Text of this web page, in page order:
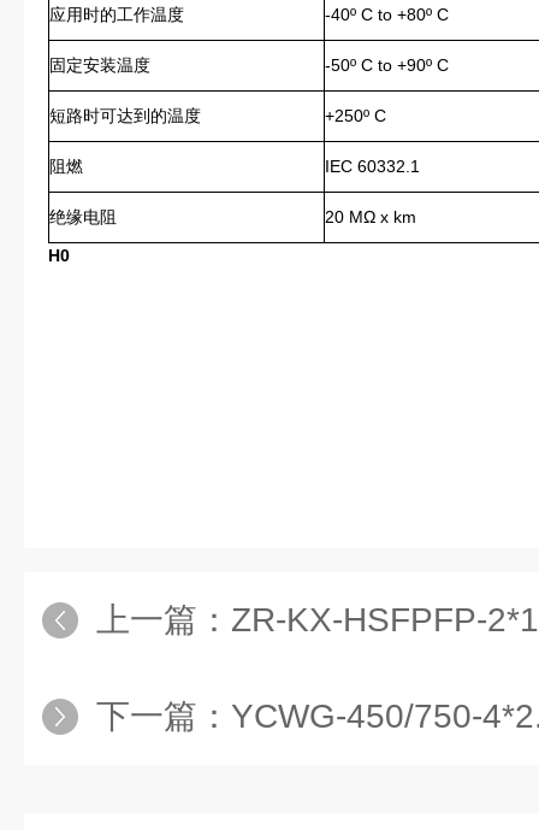
应用时的工作温度 -40º C to +80º C
固定安装温度 -50º C to +90º C
短路时可达到的温度 +250º C
阻燃 IEC 60332.1
绝缘电阻
20 MΩ x km
H0
上一篇： ZR-KX-HSFPFP-
下一篇： YCWG-450/750-